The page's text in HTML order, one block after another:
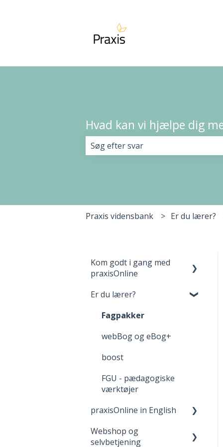
Hvad kan vi hjælpe dig
Praxis vidensbank Er du lærer?
Kom godt i gang med
praxisOnline
Opret bruger og login
Dine materialer på
udfordringer
Er du lærer?
Fagpakker
webBog og eBog+
boost
FGU - pædagogiske
værktøjer
praxisOnline in English
Manage Your Account
Webshop og
selvbetjening